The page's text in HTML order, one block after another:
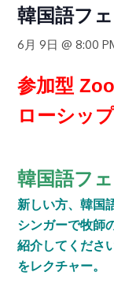
韓国語フ
6月 9日 @ 8:00
参加型
ローシッ
韓国語フ
新しい方、韓国
シンガーで牧師
紹介してくださ
をレクチャー。